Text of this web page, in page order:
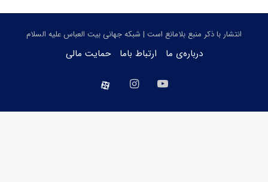
انتشار با ذکر منبع بلامانع است | شبکه جهانی بیت العباس علیه السلام
درباره‌ی ما ارتباط باما حمایت مالی
یوتیوب اینستاگرام